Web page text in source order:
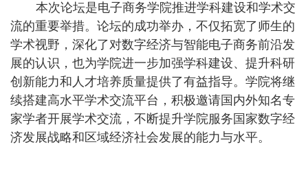
本次论坛是电子商务学院推进学科建设和学术交
流的重要举措。论坛的成功举办，不仅拓宽了师生的
学术视野，深化了对数字经济与智能电子商务前沿发
展的认识，也为学院进一步加强学科建设、提升科研
创新能力和人才培养质量提供了有益指导。学院将继
续搭建高水平学术交流平台，积极邀请国内外知名专
家学者开展学术交流，不断提升学院服务国家数字经
济发展战略和区域经济社会发展的能力与水平。